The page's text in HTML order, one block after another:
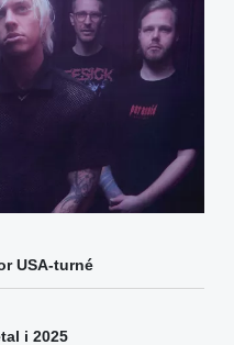
USA-turné
i 2025